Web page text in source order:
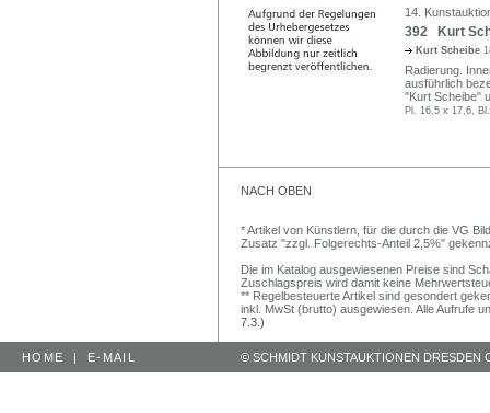
14.
392 Kurt
Kurt Scheibe
Radierung.
ausführlich
"Kurt Scheibe"
Pl. 16,5 x 17,6,
NACH OBEN
* Artikel von Künstlern, für die durch die VG
Zusatz "zzgl. Folgerechts-Anteil 2,5%"
Die im Katalog ausgewiesenen Preise sind
Zuschlagspreis wird damit keine
** Regelbesteuerte Artikel sind gesondert
inkl. MwSt (brutto) ausgewiesen. Alle Aufrufe
7.3.)
HOME | E-MAIL © SCHMIDT KUNSTAUKTIONEN DRESDEN